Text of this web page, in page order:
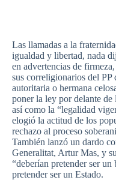
Las llamadas a la
igualdad y libertad, nada
en advertencias de firmeza,
sus correligionarios del PP
autoritaria o hermana
ponerla ley por delante de
así como la “legalidad
elogió la actitud de los
rechazo al proceso
También lanzó un dardo
Generalitat, Artur Mas, y su
“deberían pretenderserun
pretenderserun Estado.